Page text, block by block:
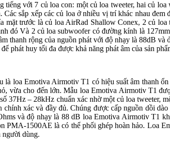
với 7 củ loa con: một củ loa tweeter, hai củ
sắp xếp các củ loa ở nhiều vị trí khác nhau
mặt trước là củ loa AirRad Shallow Conex, 2 củ
đó Và 2 củ loa subwoofer có đường kính là
thanh rộng của nguồn phát với độ nhạy là 88dB
phát huy tối đa được khả năng phát âm của sản
loa Emotiva Airmotiv T1 có hiệu suất âm thanh
vừa cho đến lớn. Mẫu loa Emotiva Airmotiv T1
37Hz – 28kHz chuẩn xác nhờ một củ loa tweeter,
chính xác và đầy đủ. Chúng được cấp nguồn dồi
và độ nhạy là 88 dB loa Emotiva Airmotiv T1
PMA-1500AE là có thể phối ghép hoàn hảo. Loa
người dùng.